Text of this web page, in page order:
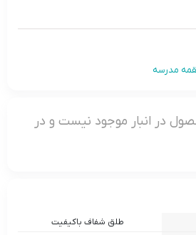
مدرسه
در انبار موجود نیست و در
طلق شفاف باکیفیت